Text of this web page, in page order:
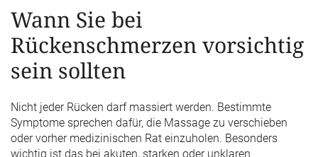
Wann Sie bei
Rückenschmerzen vorsichtig
sein sollten
Nicht jeder Rücken darf massiert werden. Bestimmte
Symptome sprechen dafür, die Massage zu verschieben
oder vorher medizinischen Rat einzuholen. Besonders
wichtig ist das bei akuten, starken oder unklaren